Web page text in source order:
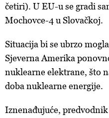
četiri). U EU-u se gradi
Mochovce-4 u Slovačkoj.
Situacija bi se ubrzo
Sjeverna Amerika
nuklearne elektrane, što
doba nuklearne energije.
Iznenađujuće,